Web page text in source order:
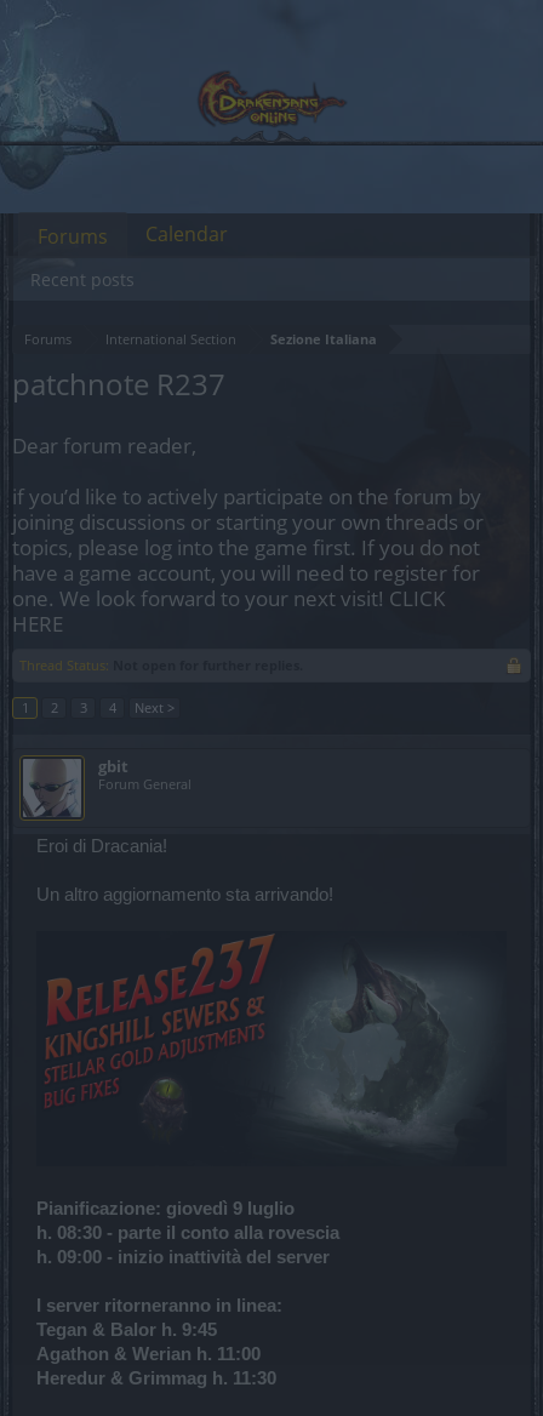
Forums International Section Sezione Italiana
patchnote R237
Dear forum reader,
if you’d like to actively participate on the forum by
joining discussions or starting your own threads or
topics, please log into the game first. If you do not
have a game account, you will need to register for
one. We look forward to your next visit! CLICK
HERE
Thread Status:
1 2 3 4 Next >
gbit
Forum General
Eroi di Dracania!
Un altro aggiornamento sta arrivando!
Pianificazione: giovedì 9 luglio
h. 08:30 - parte il conto alla rovescia
h. 09:00 - inizio inattività del server
I server ritorneranno in linea:
Tegan & Balor h. 9:45
Agathon & Werian h. 11:00
Heredur & Grimmag h. 11:30
Forums
Recent posts
Calendar